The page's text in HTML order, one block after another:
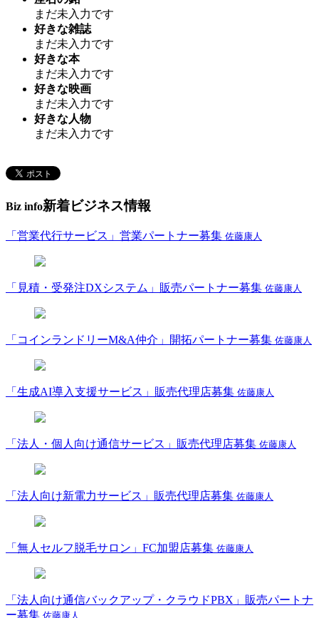
まだ未入力です
好きな雑誌
まだ未入力です
好きな本
まだ未入力です
好きな映画
まだ未入力です
好きな人物
まだ未入力です
Biz info新着ビジネス情報
「営業代行サービス」営業パートナー募集 佐藤康人
「見積・受発注DXシステム」販売パートナー募集 佐藤康人
「コインランドリーM&A仲介」開拓パートナー募集 佐藤康人
「生成AI導入支援サービス」販売代理店募集 佐藤康人
「法人・個人向け通信サービス」販売代理店募集 佐藤康人
「法人向け新電力サービス」販売代理店募集 佐藤康人
「無人セルフ脱毛サロン」FC加盟店募集 佐藤康人
「法人向け通信バックアップ・クラウドPBX」販売パートナ
ー募集 佐藤康人